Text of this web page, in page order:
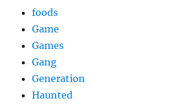
foods
Game
Games
Gang
Generation
Haunted